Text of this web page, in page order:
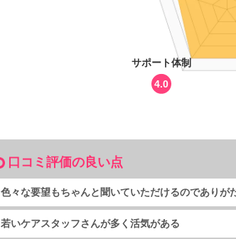
サポート体制
4.0
口コミ評価の良い点
色々な要望もちゃんと聞いていただけるのでありが
若いケアスタッフさんが多く活気がある